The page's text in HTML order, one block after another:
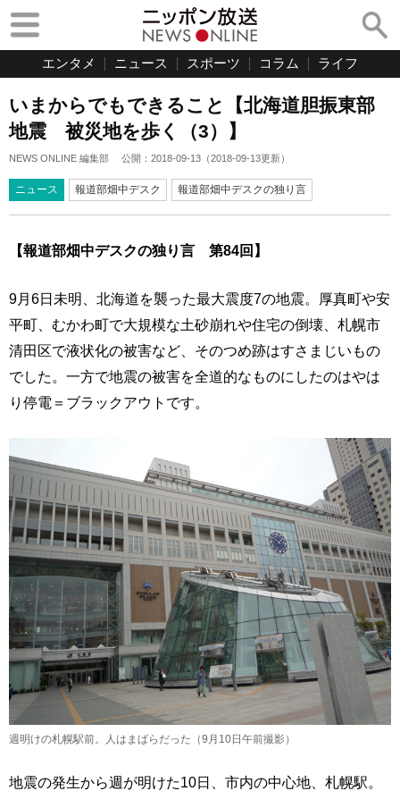
エンタメ ニュース スポーツ コラム ライフ
いまからでもできること【北海道胆振東部
地震 被災地を歩く（3）】
NEWS ONLINE 編集部 公開： 2018-09-13 （2018-09-13更新）
ニュース 報道部畑中デスク 報道部畑中デスクの独り言
【報道部畑中デスクの独り言 第84回】
9月6日未明、北海道を襲った最大震度7の地震。厚真町や安
平町、むかわ町で大規模な土砂崩れや住宅の倒壊、札幌市
清田区で液状化の被害など、そのつめ跡はすさまじいもの
でした。一方で地震の被害を全道的なものにしたのはやは
り停電＝ブラックアウトです。
週明けの札幌駅前。人はまばらだった（9月10日午前撮影）
地震の発生から週が明けた10日、市内の中心地、札幌駅。